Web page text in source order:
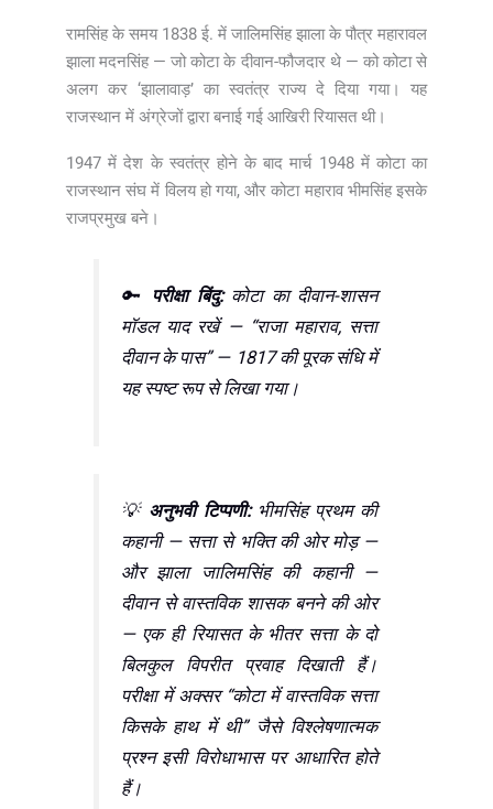
रामसिंह के समय 1838 ई. में जालिमसिंह झाला के पौत्र महारावल
झाला मदनसिंह — जो कोटा के दीवान-फौजदार थे — को कोटा से
अलग कर ‘झालावाड़’ का स्वतंत्र राज्य दे दिया गया। यह
राजस्थान में अंग्रेजों द्वारा बनाई गई आखिरी रियासत थी।
1947 में देश के स्वतंत्र होने के बाद मार्च 1948 में कोटा का
राजस्थान संघ में विलय हो गया, और कोटा महाराव भीमसिंह इसके
राजप्रमुख बने।
🔑 परीक्षा बिंदु:कोटा का दीवान-शासन
मॉडल याद रखें — “राजा महाराव, सत्ता
दीवान के पास” — 1817 की पूरक संधि में
यह स्पष्ट रूप से लिखा गया।
💡 अनुभवी टिप्पणी:भीमसिंह प्रथम की
कहानी — सत्ता से भक्ति की ओर मोड़ —
और झाला जालिमसिंह की कहानी —
दीवान से वास्तविक शासक बनने की ओर
— एक ही रियासत के भीतर सत्ता के दो
बिलकुल विपरीत प्रवाह दिखाती हैं।
परीक्षा में अक्सर “कोटा में वास्तविक सत्ता
किसके हाथ में थी” जैसे विश्लेषणात्मक
प्रश्न इसी विरोधाभास पर आधारित होते
हैं।